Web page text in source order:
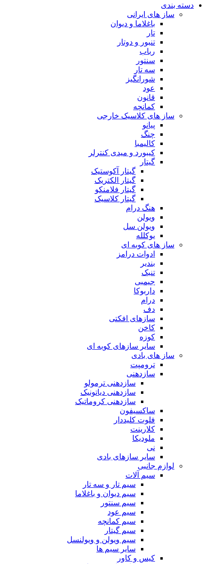
دسته بندی
ساز های ایرانی
باغلاما و دیوان
تار
تنبور و دوتار
رباب
سنتور
سه تار
شورانگیز
عود
قانون
کمانچه
ساز های کلاسیک خارجی
پیانو
چنگ
کالیمبا
کیبورد و میدی کنترلر
گیتار
گیتار آکوستیک
گیتار الکتریک
گیتار فلامنکو
گیتار کلاسیک
هنگ درام
ویولن
ویولن سل
یوکلله
ساز های کوبه ای
ادوات درامز
بندیر
تنبک
جیمبی
داربوکا
درام
دف
سازهای افکتی
کاخن
کوزه
سایر سازهای کوبه ای
ساز های بادی
ترومپت
سازدهنی
سازدهنی ترمولو
سازدهنی دیاتونیک
سازدهنی کروماتیک
ساکسیفون
فلوت کلیددار
کلارینت
ملودیکا
نی
سایر سازهای بادی
لوازم جانبی
سیم آلات
سیم تار و سه تار
سیم دیوان و باغلاما
سیم سنتور
سیم عود
سیم کمانچه
سیم گیتار
سیم ویولن و ویولنسل
سایر سیم ها
کیس و کاور